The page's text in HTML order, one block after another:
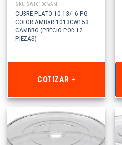
SKU: SW1013CWAM
CUBRE PLATO 10 13/16 PG
COLOR AMBAR 1013CW153
CAMBRO (PRECIO POR 12
PIEZAS)
COTIZAR +